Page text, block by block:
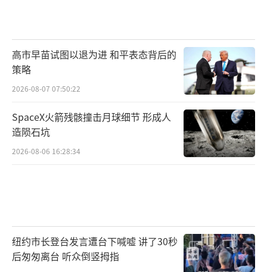
高市早苗试图以退为进 和平表态背后的
策略
2026-08-07 07:50:22
SpaceX火箭残骸撞击月球细节 形成人
造陨石坑
2026-08-06 16:28:34
纽约市长登台发言遭台下喊嘘 讲了30秒
后匆匆离台 听众倒竖拇指